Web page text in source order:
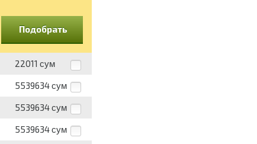
Подобрать
22011 сум
5539634 сум
5539634 сум
5539634 сум